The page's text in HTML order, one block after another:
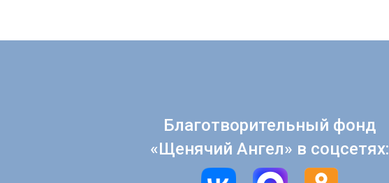
Благотворительный фонд
«Щенячий Ангел» в соцсетях: